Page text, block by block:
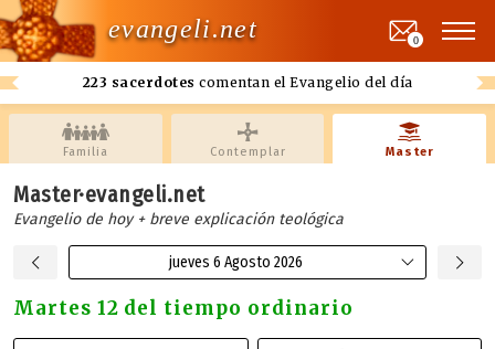
evangeli.net
223 sacerdotes comentan el Evangelio del día
0
Familia Contemplar Master
Master·evangeli.net
Evangelio de hoy + breve explicación teológica
jueves 6 Agosto 2026
Martes 12 del tiempo ordinario